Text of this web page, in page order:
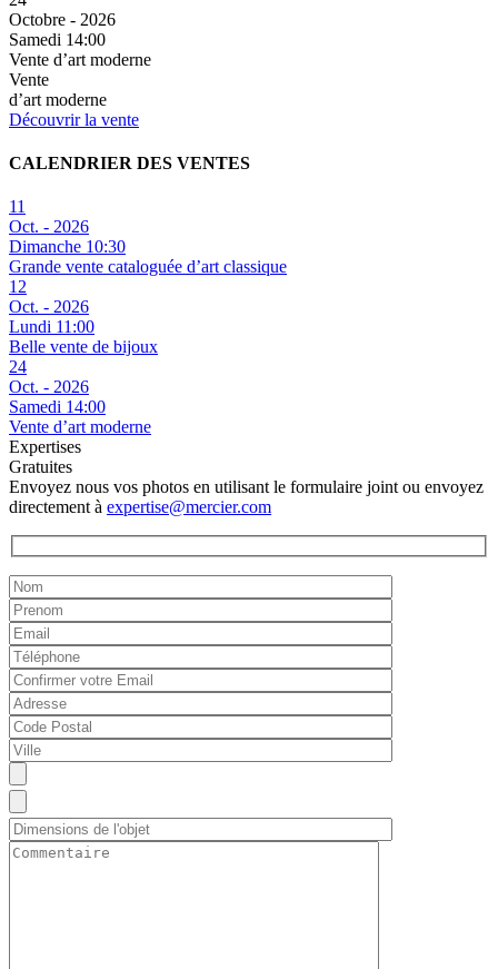
Octobre - 2026
Samedi 14:00
Vente d’art moderne
Vente
d’art moderne
Découvrir la vente
CALENDRIER DES VENTES
11
Oct. - 2026
Dimanche 10:30
Grande vente cataloguée d’art classique
12
Oct. - 2026
Lundi 11:00
Belle vente de bijoux
24
Oct. - 2026
Samedi 14:00
Vente d’art moderne
Expertises
Gratuites
Envoyez nous vos photos en utilisant le formulaire joint ou envoyez
directement à expertise@mercier.com